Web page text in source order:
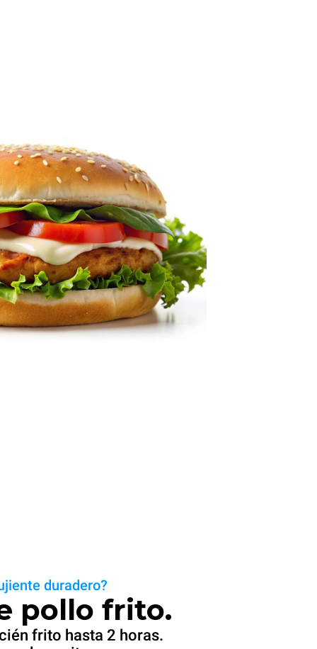
duradero?
pollo frito.
frito hasta 2 horas.